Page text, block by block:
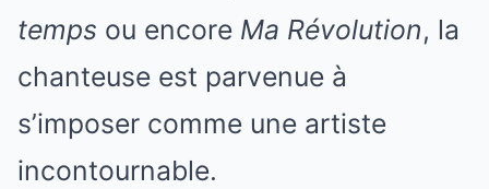
temps ou encore Ma Révolution, la
chanteuse est parvenue à
s’imposer comme une artiste
incontournable.